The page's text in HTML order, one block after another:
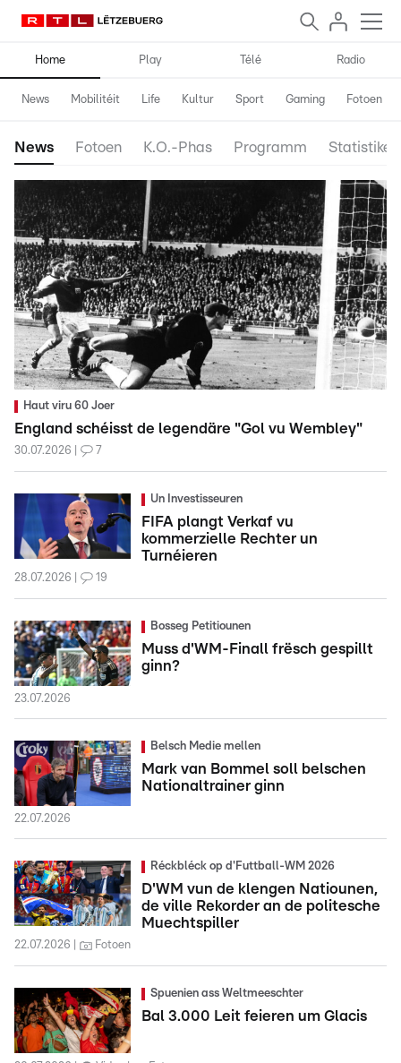
Home Play Télé Radio
News Mobilitéit Life Kultur Sport Gaming Fotoen
News Fotoen K.O.-Phas Programm Statistiken
Haut viru 60 Joer
England schéisst de legendäre "Gol vu Wembley"
30.07.2026 7
Un Investisseuren
FIFA plangt Verkaf vu
kommerzielle Rechter un
Turnéieren
28.07.2026 19
Bosseg Petitiounen
Muss d'WM-Finall frësch gespillt
ginn?
23.07.2026
Belsch Medie mellen
Mark van Bommel soll belschen
Nationaltrainer ginn
22.07.2026
Réckbléck op d'Futtball-WM 2026
D'WM vun de klengen Natiounen,
de ville Rekorder an de politesche
Muechtspiller
22.07.2026 Fotoen
Spuenien ass Weltmeeschter
Bal 3.000 Leit feieren um Glacis